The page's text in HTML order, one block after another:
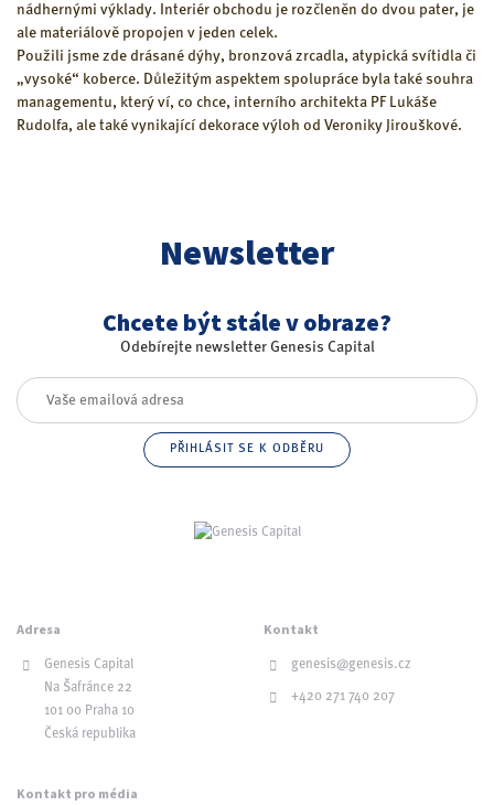
nádhernými výklady. Interiér obchodu je rozčleněn do dvou pater, je
ale materiálově propojen v jeden celek.
Použili jsme zde drásané dýhy, bronzová zrcadla, atypická svítidla či
„vysoké“ koberce. Důležitým aspektem spolupráce byla také souhra
managementu, který ví, co chce, interního architekta PF Lukáše
Rudolfa, ale také vynikající dekorace výloh od Veroniky Jirouškové.
Newsletter
Chcete být stále v obraze?
Odebírejte newsletter Genesis Capital
Adresa
Genesis Capital
Na Šafránce 22
101 00 Praha 10
Česká republika
Kontakt
genesis@genesis.cz
+420 271 740 207
Kontakt pro média